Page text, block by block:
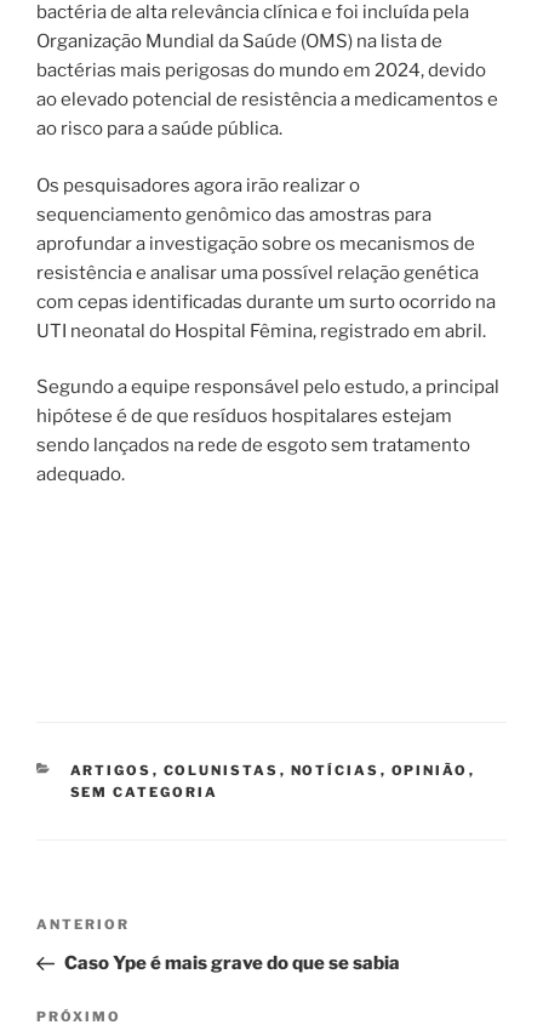
bactéria de alta relevância clínica e foi incluída pela
Organização Mundial da Saúde (OMS) na lista de
bactérias mais perigosas do mundo em 2024, devido
ao elevado potencial de resistência a medicamentos e
ao risco para a saúde pública.
Os pesquisadores agora irão realizar o
sequenciamento genômico das amostras para
aprofundar a investigação sobre os mecanismos de
resistência e analisar uma possível relação genética
com cepas identificadas durante um surto ocorrido na
UTI neonatal do Hospital Fêmina, registrado em abril.
Segundo a equipe responsável pelo estudo, a principal
hipótese é de que resíduos hospitalares estejam
sendo lançados na rede de esgoto sem tratamento
adequado.
CATEGORIAS
ARTIGOS , COLUNISTAS , NOTÍCIAS , OPINIÃO ,
SEM CATEGORIA
Navegação
Post
Post
anterior
ANTERIOR
Caso Ype é mais grave do que se sabia
Próximo
PRÓXIMO